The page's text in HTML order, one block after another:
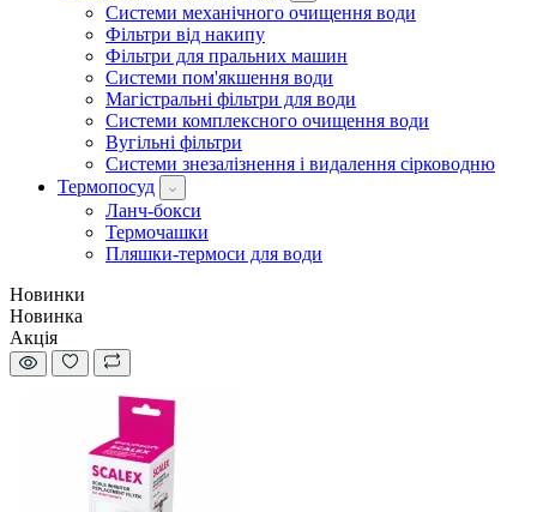
Системи механічного очищення води
Фільтри від накипу
Фільтри для пральних машин
Системи пом'якшення води
Магістральні фільтри для води
Системи комплексного очищення води
Вугільні фільтри
Системи знезалізнення і видалення сірководню
Термопосуд
Ланч-бокси
Термочашки
Пляшки-термоси для води
Новинки
Новинка
Акція